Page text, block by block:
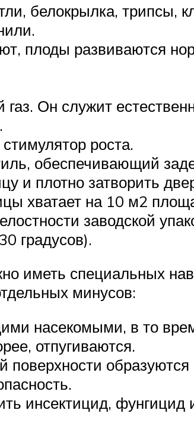
белокрылка, трипсы,
плоды развиваются
Он служит
роста.
обеспечивающий
и плотно затворить
хватает на 10 м2
заводской
градусов).
иметь специальных
минусов:
насекомыми, в то
отпугиваются.
инсектицид, фунгицид